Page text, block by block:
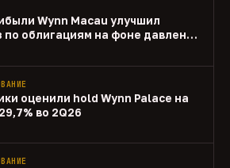
Wynn Macau улучшил
по облигациям на фоне давления
оценили hold Wynn Palace на
во 2Q26